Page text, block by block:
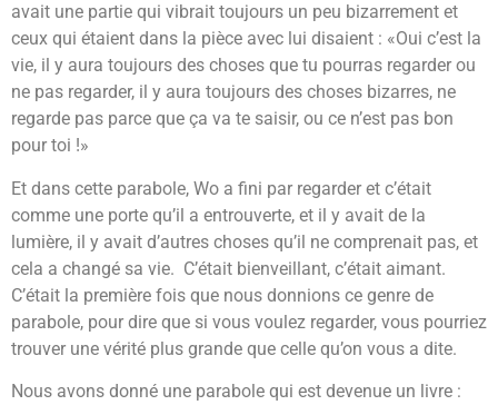
avait une partie qui vibrait toujours un peu bizarrement et
ceux qui étaient dans la pièce avec lui disaient : «Oui c’est la
vie, il y aura toujours des choses que tu pourras regarder ou
ne pas regarder, il y aura toujours des choses bizarres, ne
regarde pas parce que ça va te saisir, ou ce n’est pas bon
pour toi !»
Et dans cette parabole, Wo a fini par regarder et c’était
comme une porte qu’il a entrouverte, et il y avait de la
lumière, il y avait d’autres choses qu’il ne comprenait pas, et
cela a changé sa vie. C’était bienveillant, c’était aimant.
C’était la première fois que nous donnions ce genre de
parabole, pour dire que si vous voulez regarder, vous pourriez
trouver une vérité plus grande que celle qu’on vous a dite.
Nous avons donné une parabole qui est devenue un livre :